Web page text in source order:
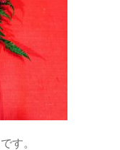
す。